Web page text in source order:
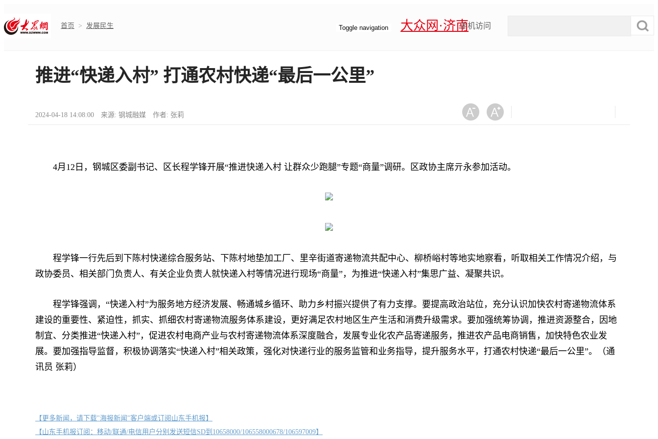
Toggle navigation 大众网·济南
首页 > 发展民生 手机访问
推进“快递入村” 打通农村快递“最后一公里”
2024-04-18 14:08:00 来源: 钢城融媒 作者: 张莉
4月12日，钢城区委副书记、区长程学锋开展“推进快递入村 让群众少跑腿”专题“商量”调研。区政协主席亓永参加活动。
程学锋一行先后到下陈村快递综合服务站、下陈村地垫加工厂、里辛街道寄递物流共配中心、柳桥峪村等地实地察看，听取相关工作情况介绍，与
政协委员、相关部门负责人、有关企业负责人就快递入村等情况进行现场“商量”，为推进“快递入村”集思广益、凝聚共识。
程学锋强调，“快递入村”为服务地方经济发展、畅通城乡循环、助力乡村振兴提供了有力支撑。要提高政治站位，充分认识加快农村寄递物流体系
建设的重要性、紧迫性，抓实、抓细农村寄递物流服务体系建设，更好满足农村地区生产生活和消费升级需求。要加强统筹协调，推进资源整合，因地
制宜、分类推进“快递入村”，促进农村电商产业与农村寄递物流体系深度融合，发展专业化农产品寄递服务，推进农产品电商销售，加快特色农业发
展。要加强指导监督，积极协调落实“快递入村”相关政策，强化对快递行业的服务监管和业务指导，提升服务水平，打通农村快递“最后一公里”。（通
讯员 张莉）
【更多新闻，请下载"海报新闻"客户端或订阅山东手机报】
【山东手机报订阅：移动/联通/电信用户分别发送短信SD到10658000/106558000678/106597009】